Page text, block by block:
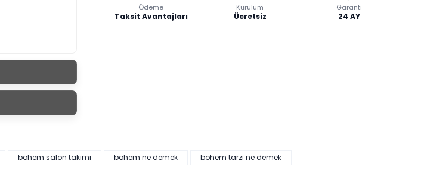
Ödeme
Taksit Avantajları
Kurulum
Ücretsiz
Garanti
24 AY
bohem salon takımı bohem ne demek bohem tarzı ne demek